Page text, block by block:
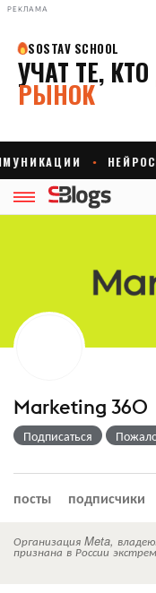
РЕКЛАМА
Marketing 360
Подписаться
посты подписчики
Организация Meta,
признана в России